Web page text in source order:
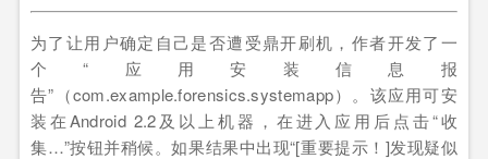
为了让用户确定自己是否遭受鼎开刷机，作者开发了一
个“应用安装信息报
告”（com.example.forensics.systemapp）。该应用可安
装在Android 2.2及以上机器，在进入应用后点击“收
集…”按钮并稍候。如果结果中出现“[重要提示！]发现疑似